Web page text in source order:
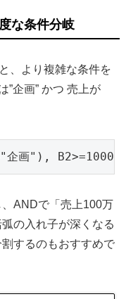
な条件分岐
、より複雑な条件を
”企画” かつ 売上が
企画"),
ANDで「売上100万
の入れ子が深くなる
するのもおすすめで